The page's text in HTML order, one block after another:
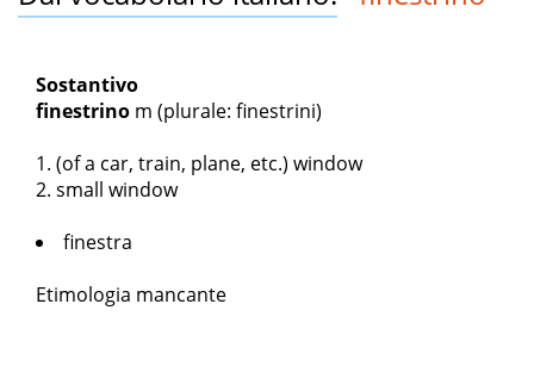
Sostantivo
finestrino m (plurale: finestrini)
(of a car, train, plane, etc.) window
small window
finestra
Etimologia mancante